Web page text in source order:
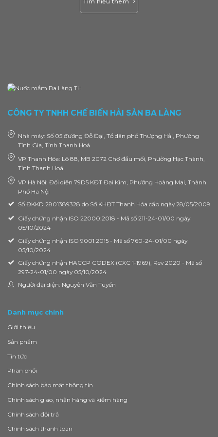
CÔNG TY TNHH CHẾ BIẾN HẢI SẢN BA LÀNG
Nhà máy: Số 05 đường Đỗ Đại, Tổ dân phố Thượng Hải, Phường
Tĩnh Gia, Tỉnh Thanh Hoá
VP Thanh Hóa: Lô 88, MB 2072 Chợ đầu mối, Phường Hạc Thành,
Tỉnh Thanh Hoá
VP Hà Nội: Đối diện 79D5 KĐT Đại Kim, Phường Hoàng Mai, Thành
Phố Hà Nội
Số ĐKKD 2801389328 do Sở KHĐT Thanh Hóa cấp ngày 28/05/2009
Giấy chứng nhận ISO 22000:2018 - Mã số 211-24-01/00 ngày
05/10/2024
Giấy chứng nhận ISO 9001:2015 - Mã số 760-24-01/00 ngày
05/10/2024
Giấy chứng nhận HACCP CODEX (CXC 1-1969), Rev 2020 - Mã số
297-24-01/00 ngày 05/10/2024
Người đại diện: Nguyễn Văn Tuyến
Danh mục chính
Giới thiệu
Sản phẩm
Tin tức
Phân phối
Chính sách bảo mật thông tin
Chính sách giao, nhận hàng và kiểm hàng
Chính sách đổi trả
Chính sách thanh toán